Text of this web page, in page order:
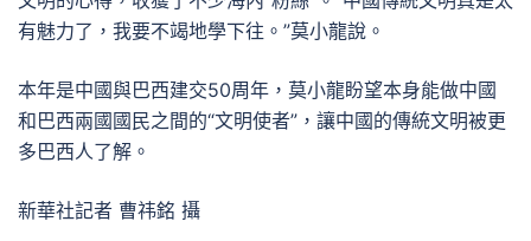
有魅力了，我要不竭地學下往。”莫小龍說。
本年是中國與巴西建交50周年，莫小龍盼望本身能做中國
和巴西兩國國民之間的“文明使者”，讓中國的傳統文明被更
多巴西人了解。
新華社記者 曹祎銘 攝